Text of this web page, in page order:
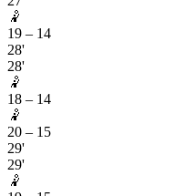
🤾
19 – 14
28'
28'
🤾
18 – 14
🤾
20 – 15
29'
29'
🤾